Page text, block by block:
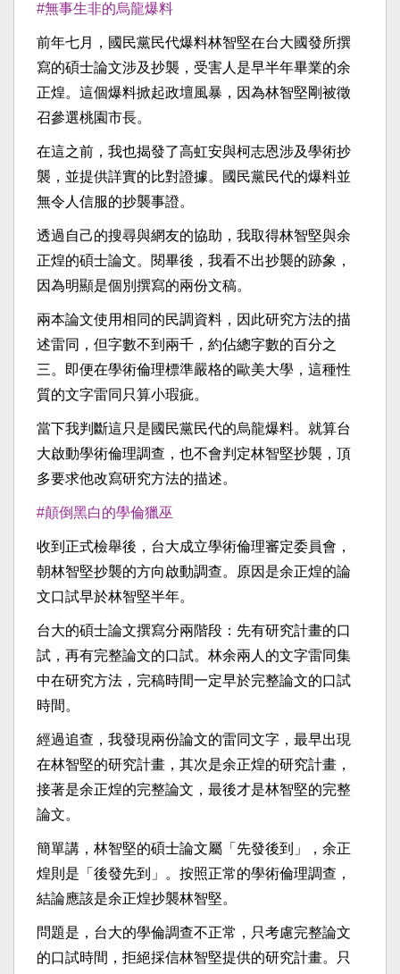
#無事生非的烏龍爆料
前年七月，國民黨民代爆料林智堅在台大國發所撰
寫的碩士論文涉及抄襲，受害人是早半年畢業的余
正煌。這個爆料掀起政壇風暴，因為林智堅剛被徵
召參選桃園市長。
在這之前，我也揭發了高虹安與柯志恩涉及學術抄
襲，並提供詳實的比對證據。國民黨民代的爆料並
無令人信服的抄襲事證。
透過自己的搜尋與網友的協助，我取得林智堅與余
正煌的碩士論文。閱畢後，我看不出抄襲的跡象，
因為明顯是個別撰寫的兩份文稿。
兩本論文使用相同的民調資料，因此研究方法的描
述雷同，但字數不到兩千，約佔總字數的百分之
三。即便在學術倫理標準嚴格的歐美大學，這種性
質的文字雷同只算小瑕疵。
當下我判斷這只是國民黨民代的烏龍爆料。就算台
大啟動學術倫理調查，也不會判定林智堅抄襲，頂
多要求他改寫研究方法的描述。
#顛倒黑白的學倫獵巫
收到正式檢舉後，台大成立學術倫理審定委員會，
朝林智堅抄襲的方向啟動調查。原因是余正煌的論
文口試早於林智堅半年。
台大的碩士論文撰寫分兩階段：先有研究計畫的口
試，再有完整論文的口試。林余兩人的文字雷同集
中在研究方法，完稿時間一定早於完整論文的口試
時間。
經過追查，我發現兩份論文的雷同文字，最早出現
在林智堅的研究計畫，其次是余正煌的研究計畫，
接著是余正煌的完整論文，最後才是林智堅的完整
論文。
簡單講，林智堅的碩士論文屬「先發後到」，余正
煌則是「後發先到」。按照正常的學術倫理調查，
結論應該是余正煌抄襲林智堅。
問題是，台大的學倫調查不正常，只考慮完整論文
的口試時間，拒絕採信林智堅提供的研究計畫。只